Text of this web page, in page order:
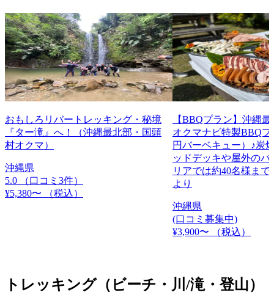
おもしろリバートレッキング・秘境
『ター滝』へ！（沖縄最北部・国頭
村オクマ）
沖縄県
5.0
（口コミ3件）
¥5,380〜
（税込）
【BBQプラン】沖縄
オクマナビ特製BBQプ
円バーベキュー）♪炭
ッドデッキや屋外のバ
リアでは約40名様ま
より
沖縄県
(口コミ募集中)
¥3,900〜
（税込）
トレッキング（ビーチ・川/滝・登山）